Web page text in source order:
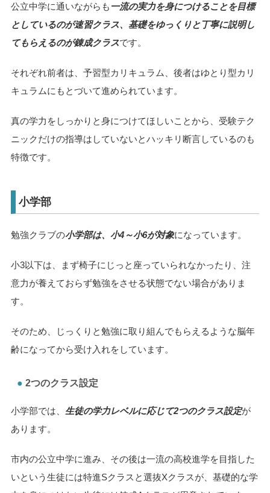
公立中学に通いながらも 一流の実力を身につけることを目標
としているのが速習クラス、基礎をゆっくりと丁寧に説明し
てもらえるのが錬成クラスです。
それぞれ前者は、予習型カリキュラム、後者はゆとり型カリ
キュラムにもとづいて進められています。
真の学力をしっかりと身につけてほしいことから、受験テク
ニックだけの指導はしていないとハッキリ断言しているのも
特徴です。
小学部
勉強クラブの小学部は、小4～小6が対象になっています。
小3以下は、まず椅子にじっと座っていられなかったり、注
意力が養えておらず勉強をさせる状態でない場合がありま
す。
そのため、じっくりと勉強に取り組んでもらえるような脳年
齢になってから受け入れをしています。
2つのクラス設定
小学部では、 生徒の学力レベルに応じて2つのクラス設定が
あります。
市内の公立中学に進み、その後は一流の高校進学を目指した
いという生徒には特進Sクラスと選抜Xクラスが、基礎的な学